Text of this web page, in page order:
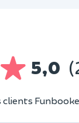
5,0
clients